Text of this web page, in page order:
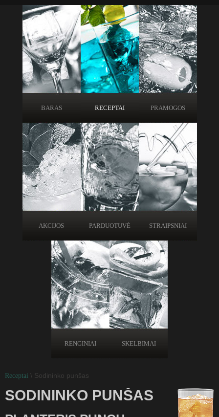
BARAS RECEPTAI PRAMOGOS
AKCIJOS PARDUOTUVĖ STRAIPSNIAI
RENGINIAI SKELBIMAI
Receptai \ Sodininko punšas
SODININKO PUNŠAS